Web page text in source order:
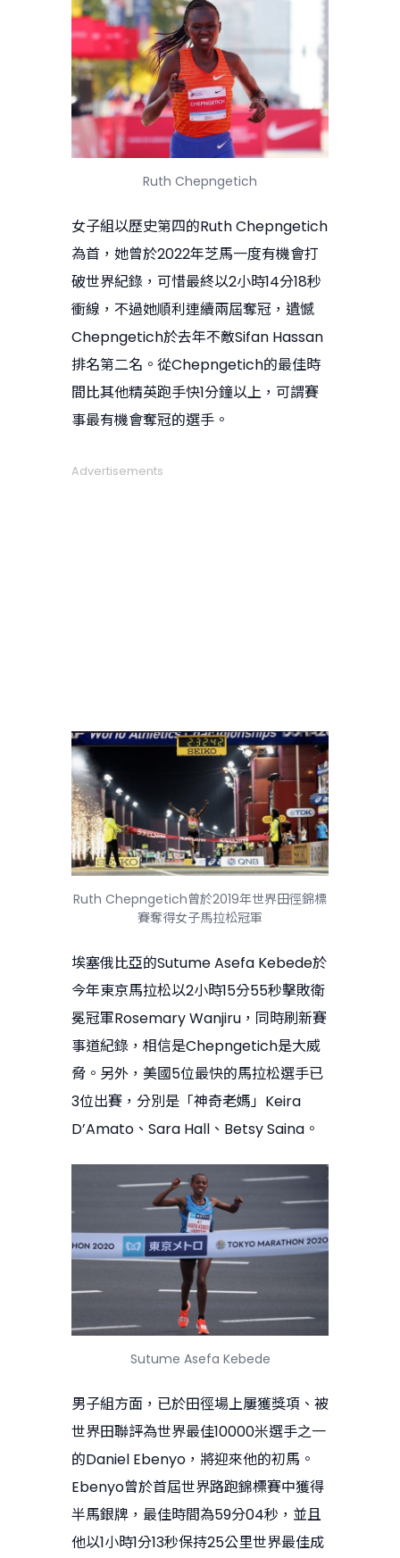
Ruth Chepngetich
女子組以歷史第四的Ruth Chepngetich
為首，她曾於2022年芝馬一度有機會打
破世界紀錄，可惜最終以2小時14分18秒
衝線，不過她順利連續兩屆奪冠，遺憾
Chepngetich於去年不敵Sifan Hassan
排名第二名。從Chepngetich的最佳時
間比其他精英跑手快1分鐘以上，可謂賽
事最有機會奪冠的選手。
Advertisements
Ruth Chepngetich曾於2019年世界田徑錦標
賽奪得女子馬拉松冠軍
埃塞俄比亞的Sutume Asefa Kebede於
今年東京馬拉松以2小時15分55秒擊敗衛
冕冠軍Rosemary Wanjiru，同時刷新賽
事道紀錄，相信是Chepngetich是大威
脅。另外，美國5位最快的馬拉松選手已
3位出賽，分別是「神奇老媽」Keira
D’Amato、Sara Hall、Betsy Saina。
Sutume Asefa Kebede
男子組方面，已於田徑場上屢獲獎項、被
世界田聯評為世界最佳10000米選手之一
的Daniel Ebenyo，將迎來他的初馬。
Ebenyo曾於首屆世界路跑錦標賽中獲得
半馬銀牌，最佳時間為59分04秒，並且
他以1小時1分13秒保持25公里世界最佳成